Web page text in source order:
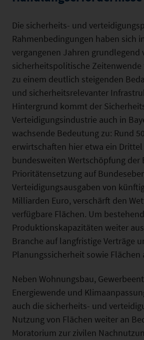
Die sicherheits- und
Rahmenbedingungen haben sich
vergangenen Jahren grundlegend
sicherheitspolitische
zu einem deutlich steigenden
und sicherheitsrelevanter
Hintergrund kommt der
Verteidigungsindustrie auch in
wachsende Bedeutung zu: Rund
erwirtschaften hier etwa ein
bundesweiten Wertschöpfung der
Prioritätensetzung auf
Verteidigungsausgaben von
Milliarden Euro, verschärft den
verfügbare Flächen. Um
Produktionskapazitäten weiter
Branche auf langfristige Verträge
Planungssicherheit sowie Flächen
Neben Wohnungsbau,
Energiewende und
auch die sicherheits- und
Nutzung von Flächen weiter an
Moratorium zur zivilen